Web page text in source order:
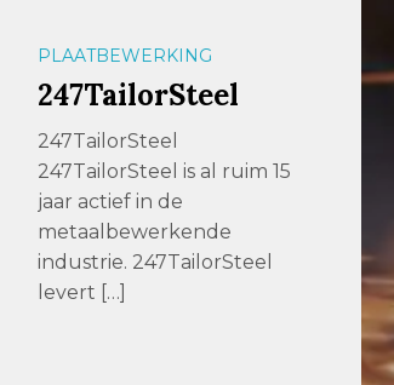
PLAATBEWERKING
247TailorSteel
247TailorSteel
247TailorSteel is al ruim 15
jaar actief in de
metaalbewerkende
industrie. 247TailorSteel
levert […]